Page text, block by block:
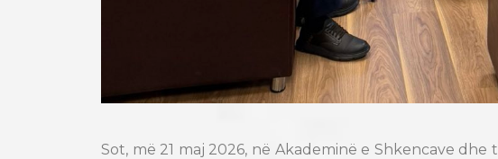
Sot, më 21 maj 2026, në Akademinë e Shkencave